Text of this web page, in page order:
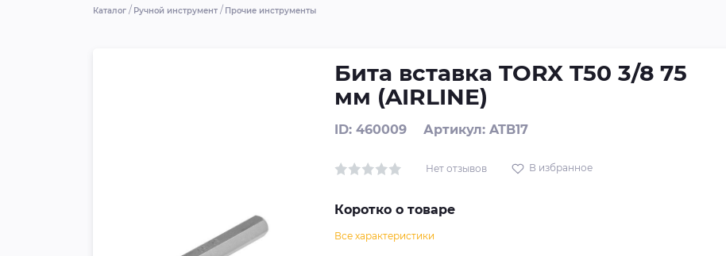
Каталог Ручной инструмент Прочие инструменты
Бита вставка TORX T50 3/8 75
мм (AIRLINE)
ID: 460009 Артикул: ATB17
Нет отзывов В избранное
Коротко о товаре
Все характеристики